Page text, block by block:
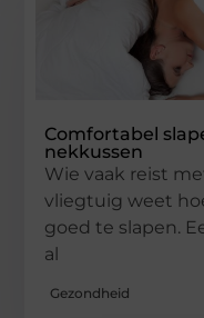
Comfortabel
nekkussen
Wie vaak reist
vliegtuig weet
goed te slapen.
al
Gezondheid